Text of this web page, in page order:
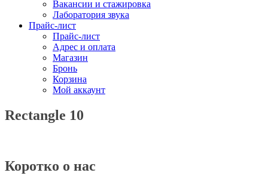
Вакансии и стажировка
Лаборатория звука
Прайс-лист
Прайс-лист
Адрес и оплата
Магазин
Бронь
Корзина
Мой аккаунт
Rectangle 10
Коротко о нас